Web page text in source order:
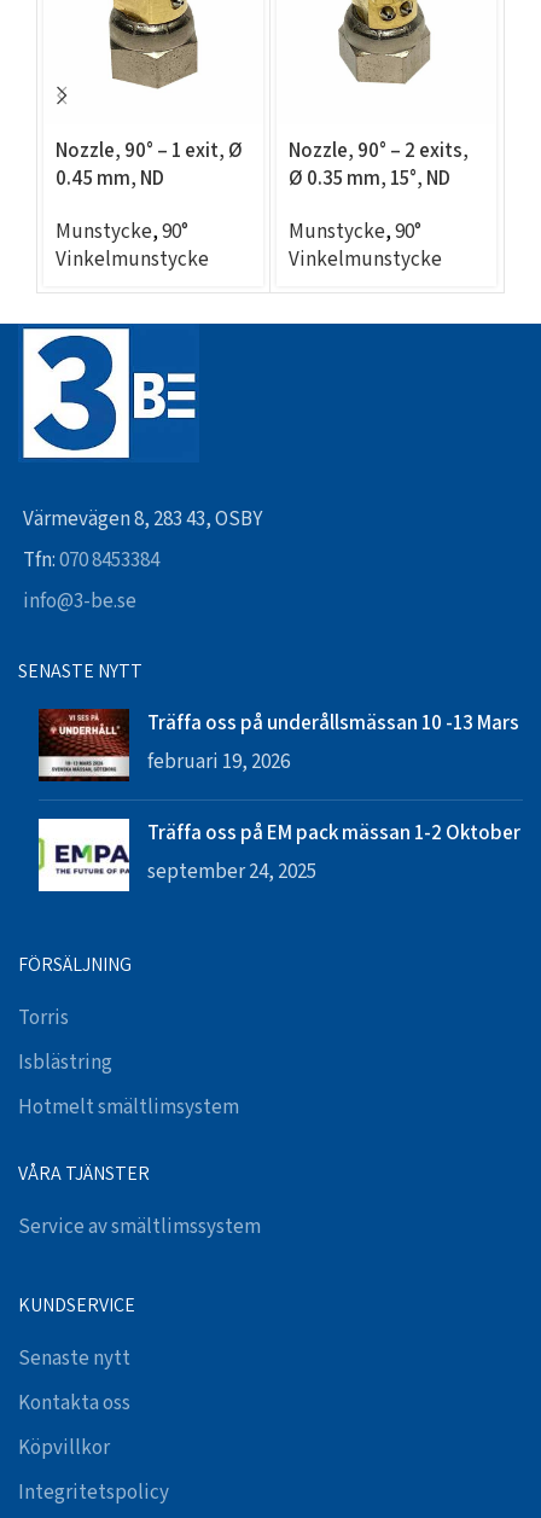
Nozzle, 90° – 1 exit, Ø
0.45 mm, ND
Munstycke,90°
Vinkelmunstycke
Nozzle, 90° – 2 exits,
Ø 0.35 mm, 15°, ND
Munstycke,90°
Vinkelmunstycke
Värmevägen 8, 283 43, OSBY
Tfn:070 8453384
info@3-be.se
SENASTE NYTT
Träffa oss på underållsmässan 10 -13 Mars
februari 19, 2026
Träffa oss på EM pack mässan 1-2 Oktober
september 24, 2025
FÖRSÄLJNING
Torris
Isblästring
Hotmelt smältlimsystem
VÅRA TJÄNSTER
Service av smältlimssystem
KUNDSERVICE
Senaste nytt
Kontakta oss
Köpvillkor
Integritetspolicy